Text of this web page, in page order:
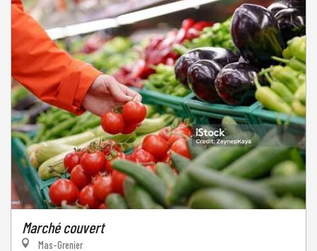
Marché couvert
Mas-Grenier